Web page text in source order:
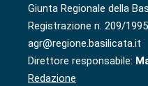
Giunta Regionale della
Registrazione n. 209/
agr@regione.basilicata.it
Direttore responsabile:
Redazione